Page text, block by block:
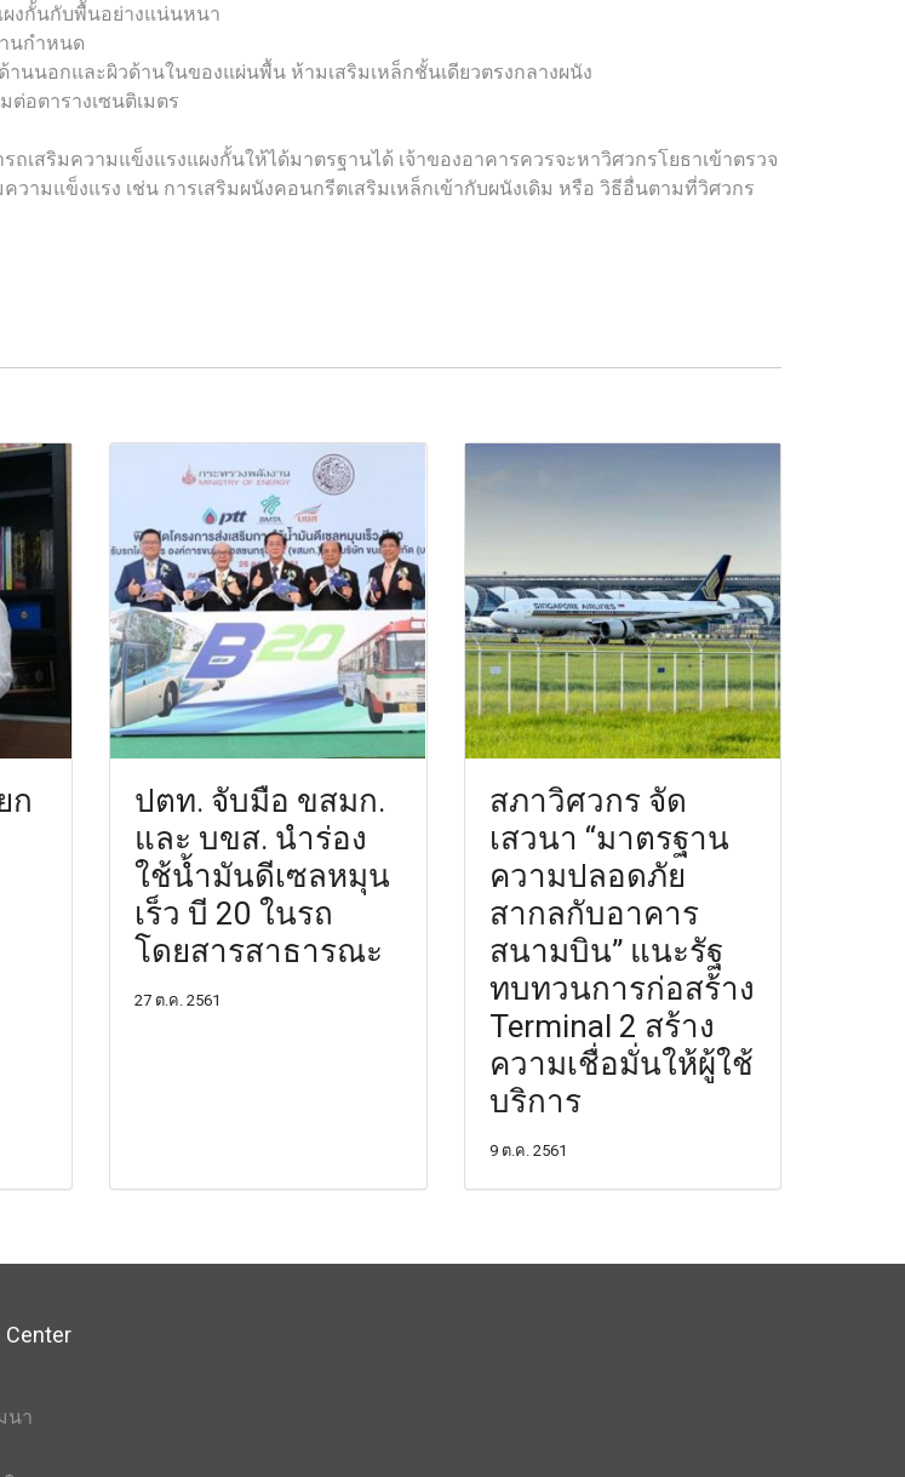
ผงกั้นกับพื้นอย่างแน่นหนา
นกำหนด
นนอกและผิวด้านในของแผ่นพื้น ห้ามเสริมเหล็กชั้นเดียวตรงกลางผนัง
อตารางเซนติเมตร
สริมความแข็งแรงแผงกั้นให้ได้มาตรฐานได้ เจ้าของอาคารควรจะหาวิศวกรโยธาเข้าตรวจ
ามแข็งแรง เช่น การเสริมผนังคอนกรีตเสริมเหล็กเข้ากับผนังเดิม หรือ วิธีอื่นตามที่วิศวกร
ก
ปตท. จับมือ ขสมก.
และ บขส. นำร่อง
ใช้น้ำมันดีเซลหมุน
เร็ว บี 20 ในรถ
โดยสารสาธารณะ
27 ต.ค. 2561
สภาวิศวกร จัด
เสวนา “มาตรฐาน
ความปลอดภัย
สากลกับอาคาร
สนามบิน” แนะรัฐ
ทบทวนการก่อสร้าง
Terminal 2 สร้าง
ความเชื่อมั่นให้ผู้ใช้
บริการ
9 ต.ค. 2561
Center
นา